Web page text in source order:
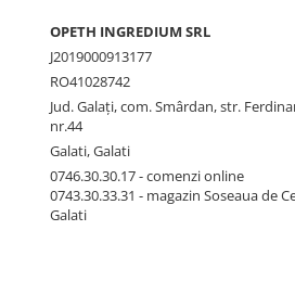
OPETH INGREDIUM SRL
J2019000913177
RO41028742
Jud. Galaţi, com. Smârdan, str.
nr.44
Galati, Galati
0746.30.30.17 - comenzi online
0743.30.33.31 - magazin Soseaua de
Galati